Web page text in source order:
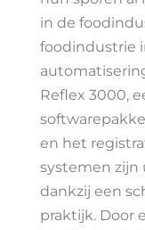
in de
foodindustrie
Reflex 3000,
en het
systemen zijn
dankzij een
praktijk. Door